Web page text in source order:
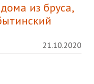
из бруса,
21.10.2020